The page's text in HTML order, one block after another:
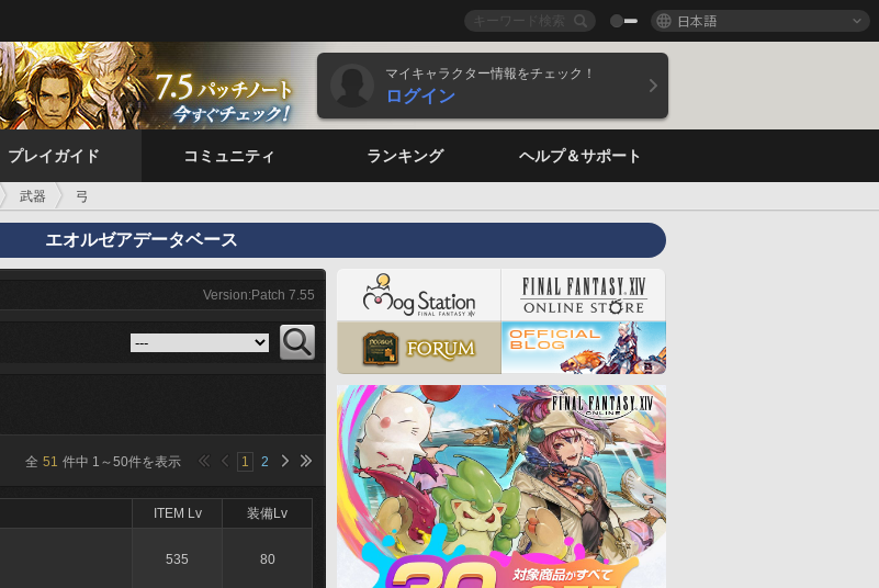
日本語
マイキャラクター情報をチェック！
ログイン
プレイガイド コミュニティ ランキング ヘルプ＆サポート
武器 弓
エオルゼアデータベース
Version:Patch 7.55
全 51 件中 1 ～50件を表示 1 2
ITEM Lv 装備Lv
535 80